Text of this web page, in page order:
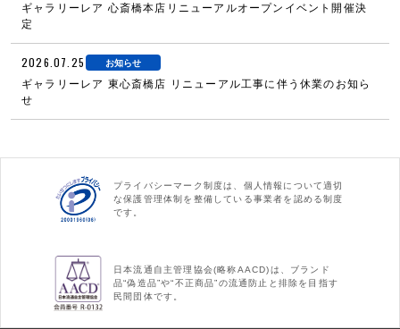
ギャラリーレア 心斎橋本店リニューアルオープンイベント開催決
定
2026.07.25 お知らせ
ギャラリーレア 東心斎橋店 リニューアル工事に伴う休業のお知ら
せ
プライバシーマーク制度は、個人情報について適切
な保護管理体制を整備している事業者を認める制度
です。
日本流通自主管理協会(略称AACD)は、ブランド
品“偽造品”や“不正商品”の流通防止と排除を目指す
民間団体です。